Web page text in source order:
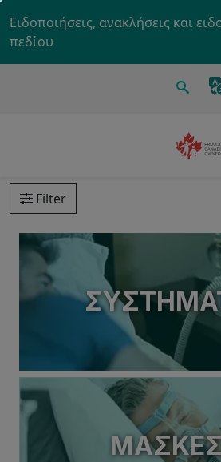
Ειδοποιήσεις, ανακλήσεις και
πεδίου
Filter
PRODUCT SECTIONS
ΜΆΣΚΕΣ